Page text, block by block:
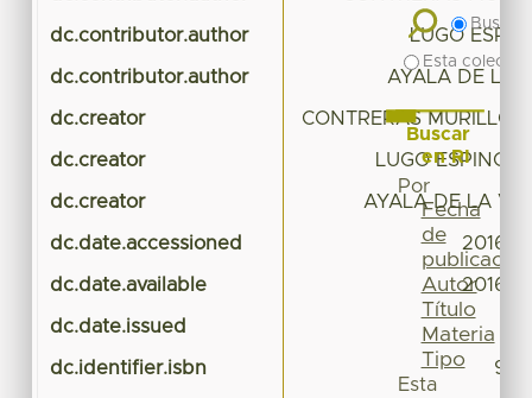
dc.contributor.author LUGO
dc.contributor.author AYALA DE LA
dc.creator CONTRERAS MURILLO,
dc.creator LUGO
dc.creator AYALA DE LA
dc.date.accessioned 2016-
dc.date.available 2016-
dc.date.issued
dc.identifier.isbn
Buscar
Esta
Buscar
en RI
Por
Fecha
de
publicación
Autor
Título
Materia
Tipo
Esta